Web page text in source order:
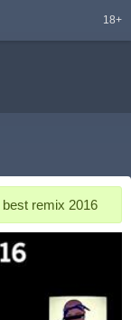
18+
best remix 2016